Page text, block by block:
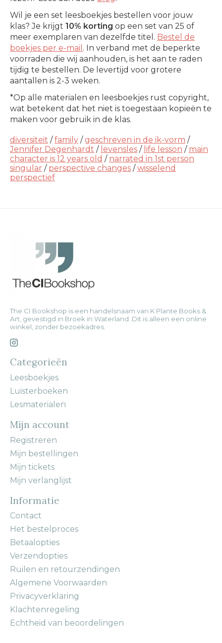
Wil je een set leesboekjes bestellen voor jouw
klas? Je krijgt 10% korting op een set van 25 of
meer exemplaren van dezelfde titel. Bestel de
boekjes per e-mail . In verband met de beperkte
voorraden die wij aanhouden, is het aan te raden
tijdig te bestellen. De levertijd voor grotere
aantallen is 2-3 weken.
*Op alle materialen en leesboekjes rust copyright,
wat betekent dat het niet is toegestaan kopieën te
maken voor gebruik in de klas.
diversiteit /family /geschreven in de ik-vorm /
Jennifer Degenhardt / levensles / life lesson / main
character is 12 years old / narrated in 1st person
singular / perspective changes /wisselend
perspectief
The CI Bookshop is een handelsnaam van K Plante Books &
Art, gevestigd in Broek in Waterland. Dit is alleen een online
winkel, zonder bezoekadres.
Categorieën
Leesboekjes
Luisterboeken
Lesmaterialen
Mijn account
Registreren
Mijn bestellingen
Mijn tickets
Mijn verlanglijst
Informatie
Contact
Het bestelproces
Betaalopties
Verzendopties
Ruilen en retourzendingen
Algemene Voorwaarden
Privacyverklaring
Klachtenregeling
Echtheid van beoordelingen